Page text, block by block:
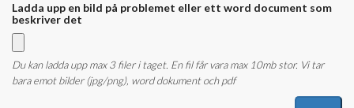
Ladda upp en bild på problemet eller ett word document som
beskriver det
Du kan ladda upp max 3 filer i taget. En fil får vara max 10mb stor. Vi tar
bara emot bilder (jpg/png), word dokument och pdf